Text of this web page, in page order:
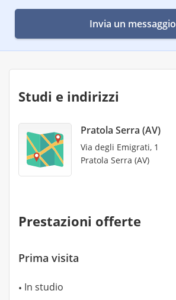
Invia un messaggio
Studi e indirizzi
Pratola Serra (AV)
Via degli Emigrati, 1
Pratola Serra (AV)
Prestazioni offerte
Prima visita
In studio